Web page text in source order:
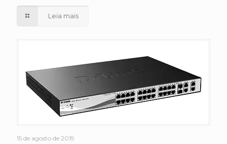
Leia mais
15 de agosto de 2019